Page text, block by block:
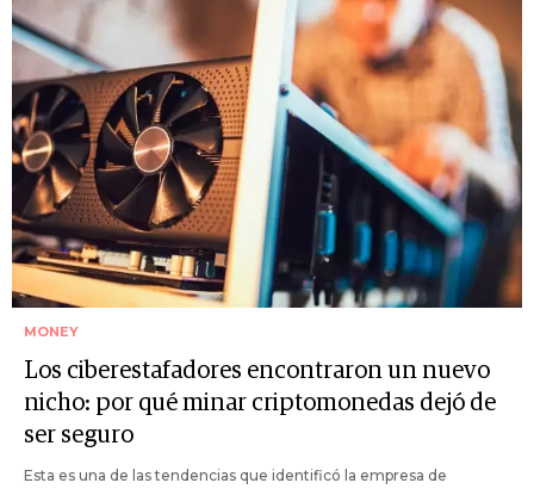
MONEY
Los ciberestafadores encontraron un nuevo
nicho: por qué minar criptomonedas dejó de
ser seguro
Esta es una de las tendencias que identificó la empresa de